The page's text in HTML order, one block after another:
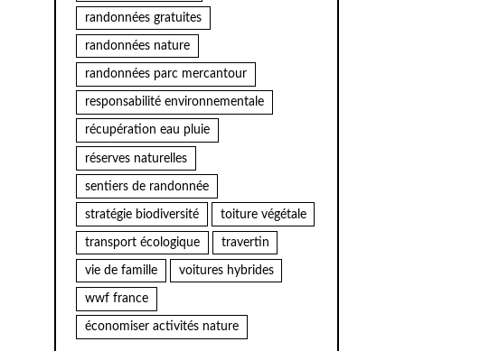
randonnées gratuites
randonnées nature
randonnées parc mercantour
responsabilité environnementale
récupération eau pluie
réserves naturelles
sentiers de randonnée
stratégie biodiversité toiture végétale
transport écologique travertin
vie de famille voitures hybrides
wwf france
économiser activités nature